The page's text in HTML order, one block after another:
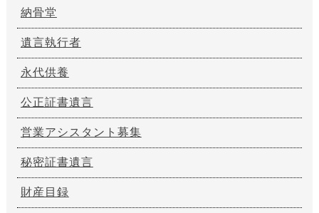
納骨堂
遺言執行者
永代供養
公正証書遺言
営業アシスタント募集
秘密証書遺言
財産目録